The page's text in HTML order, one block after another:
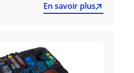
En savoir plus